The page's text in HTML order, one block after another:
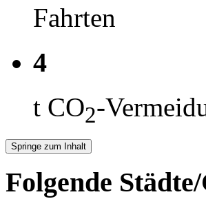
Fahrten
4
t CO2-
Springe zum Inhalt
Folgende